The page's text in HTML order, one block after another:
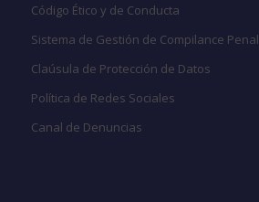
Código Ético y de Conducta
Sistema de Gestión de Compilance Penal
Claúsula de Protección de Datos
Política de Redes Sociales
Canal de Denuncias